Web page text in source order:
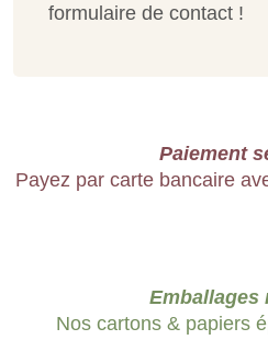
formulaire de contact !
Paiement
Payez par carte bancaire
Emballages
Nos cartons & papiers